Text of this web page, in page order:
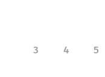
3 4 5